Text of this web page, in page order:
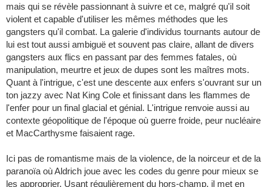
mais qui se révèle passionnant à suivre et ce, malgré qu'il soit
violent et capable d'utiliser les mêmes méthodes que les
gangsters qu'il combat. La galerie d'individus tournants autour de
lui est tout aussi ambiguë et souvent pas claire, allant de divers
gangsters aux flics en passant par des femmes fatales, où
manipulation, meurtre et jeux de dupes sont les maîtres mots.
Quant à l'intrigue, c'est une descente aux enfers s'ouvrant sur un
ton jazzy avec Nat King Cole et finissant dans les flammes de
l'enfer pour un final glacial et génial. L'intrigue renvoie aussi au
contexte géopolitique de l'époque où guerre froide, peur nucléaire
et MacCarthysme faisaient rage.
Ici pas de romantisme mais de la violence, de la noirceur et de la
paranoïa où Aldrich joue avec les codes du genre pour mieux se
les approprier. Usant régulièrement du hors-champ, il met en